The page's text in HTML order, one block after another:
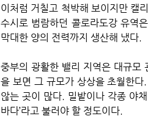
이처럼 거칠고 척박해 보이지만 캘
수시로 범람하던 콜로라도강 유역
막대한 양의 전력까지 생산해 냈다.
중부의 광활한 밸리 지역은 대규모
을 보면 그 규모가 상상을 초월한
않는 곳이 많다. 밀밭이나 각종 야
바다’라고 불러야 할 정도이다.